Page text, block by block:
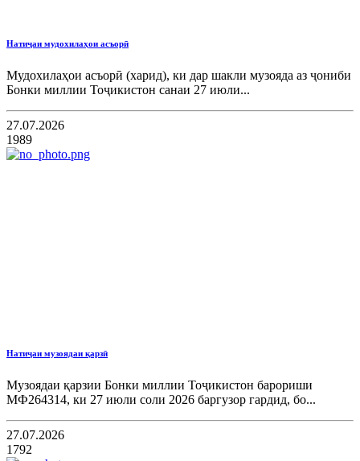
Натиҷаи мудохилаҳои асъорӣ
Мудохилаҳои асъорӣ (харид), ки дар шакли музояда аз ҷониби
Бонки миллии Тоҷикистон санаи 27 июли...
27.07.2026
1989
Натиҷаи музоядаи қарзӣ
Музоядаи қарзии Бонки миллии Тоҷикистон барориши
МФ264314, ки 27 июли соли 2026 баргузор гардид, бо...
27.07.2026
1792